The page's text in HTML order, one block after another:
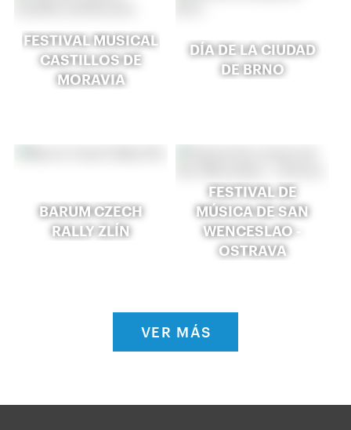
FESTIVAL MUSICAL
CASTILLOS DE
MORAVIA
DÍA DE LA CIUDAD
DE BRNO
BARUM CZECH
RALLY ZLÍN
FESTIVAL DE
MÚSICA DE SAN
WENCESLAO -
OSTRAVA
VER MÁS